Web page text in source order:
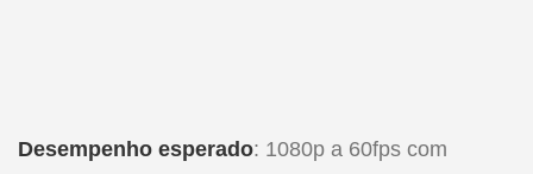
Desempenho esperado: 1080p a 60fps com